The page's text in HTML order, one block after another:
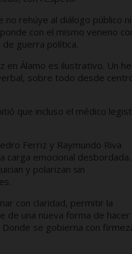
rehúye al diálogo público
con el mismo veneno
guerra política.
en Álamo es ilustrativo. Un
sobre todo desde
que incluso el médico
Ferriz y Raymundo Riva
carga emocional desbordada.
y polarizan sin
con claridad, permitir la
de una nueva forma de hacer
se gobierna con